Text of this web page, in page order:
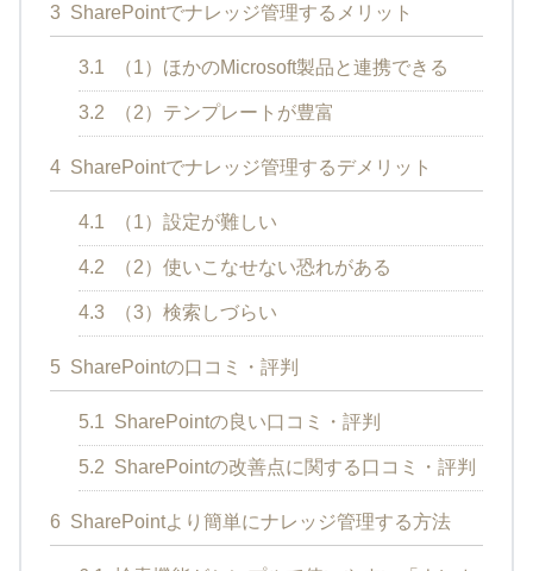
3 SharePointでナレッジ管理するメリット
3.1 （1）ほかのMicrosoft製品と連携できる
3.2 （2）テンプレートが豊富
4 SharePointでナレッジ管理するデメリット
4.1 （1）設定が難しい
4.2 （2）使いこなせない恐れがある
4.3 （3）検索しづらい
5 SharePointの口コミ・評判
5.1 SharePointの良い口コミ・評判
5.2 SharePointの改善点に関する口コミ・評判
6 SharePointより簡単にナレッジ管理する方法